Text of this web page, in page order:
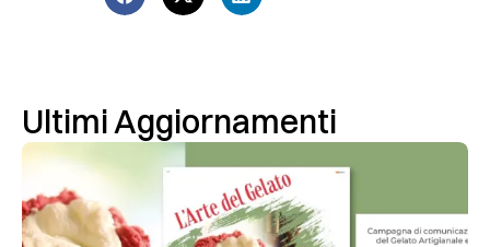
Ultimi Aggiornamenti